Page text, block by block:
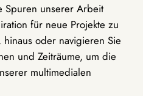
Spuren unserer Arbeit
für neue Projekte zu
oder navigieren Sie
und Zeiträume, um die
multimedialen